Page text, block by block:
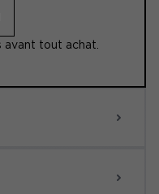
avant tout achat.